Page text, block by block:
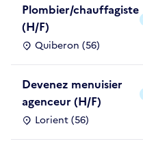
Plombier/chauffagiste
(H/F)
Quiberon (56)
Devenez menuisier
agenceur (H/F)
Lorient (56)